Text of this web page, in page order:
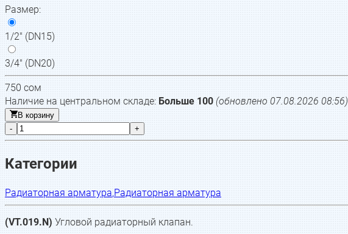
Размер:
1/2" (DN15)
3/4" (DN20)
750сом
Наличие на центральном складе: Больше 100 (обновлено07.08.2026 08:56)
В корзину
-
+
Категории
Радиаторная арматура,Радиаторная арматура
(VT.019.N)Угловой радиаторный клапан.